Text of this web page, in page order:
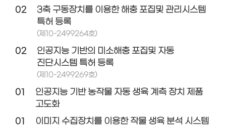
02
3축 구동장치를 이용한 해충 포집및 관리시스템
특허 등록
(제10-2499264호)
02
인공지능 기반의 미소해충 포집및 자동
진단시스템 특허 등록
(제10-2499269호)
01
인공지능 기반 농작물 자동 생육 계측 장치 제품
고도화
01
이미지 수집장치를 이용한 작물 생육 분석 시스템